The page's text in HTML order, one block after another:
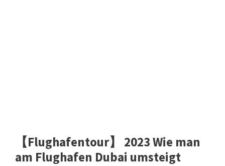
【Flughafentour】 2023 Wie man
am Flughafen Dubai umsteigt